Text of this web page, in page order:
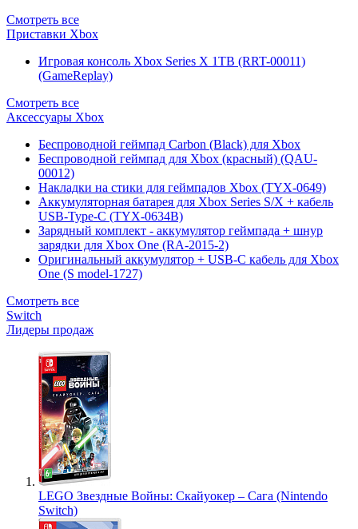
Смотреть все
Приставки Xbox
Игровая консоль Xbox Series X 1TB (RRT-00011)
(GameReplay)
Смотреть все
Аксессуары Xbox
Беспроводной геймпад Carbon (Black) для Xbox
Беспроводной геймпад для Xbox (красный) (QAU-
00012)
Накладки на стики для геймпадов Xbox (TYX-0649)
Аккумуляторная батарея для Xbox Series S/X + кабель
USB-Type-C (TYX-0634B)
Зарядный комплект - аккумулятор геймпада + шнур
зарядки для Xbox One (RA-2015-2)
Оригинальный аккумулятор + USB-C кабель для Xbox
One (S model-1727)
Смотреть все
Switch
Лидеры продаж
LEGO Звездные Войны: Скайуокер – Сага (Nintendo
Switch)